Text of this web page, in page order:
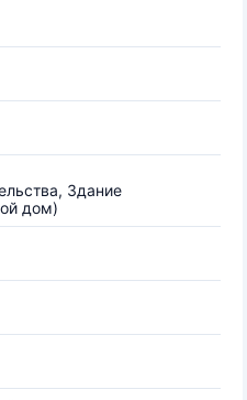
Здание
дом)